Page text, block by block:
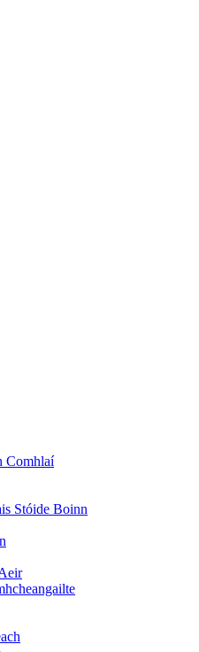
Comhlaí
Stóide Boinn